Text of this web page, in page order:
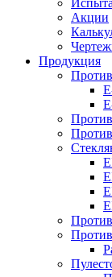
Акции
Продукция